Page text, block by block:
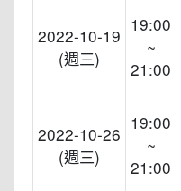
2022-10-19
(週三)
19:00
~
21:00
2022-10-26
(週三)
19:00
~
21:00